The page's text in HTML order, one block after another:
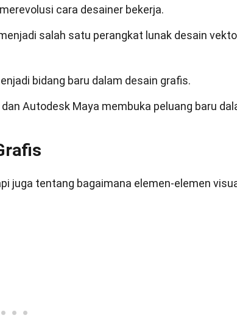
cara desainer bekerja.
salah satu perangkat lunak desain
bidang baru dalam desain grafis.
Autodesk Maya membuka peluang baru
juga tentang bagaimana elemen-elemen